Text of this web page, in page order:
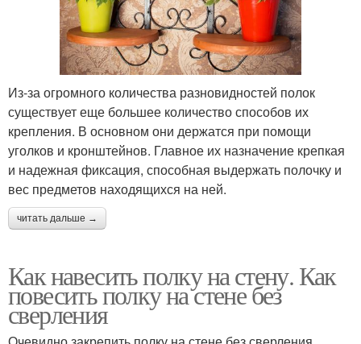
Из-за огромного количества разновидностей полок
существует еще большее количество способов их
крепления. В основном они держатся при помощи
уголков и кронштейнов. Главное их назначение крепкая
и надежная фиксация, способная выдержать полочку и
вес предметов находящихся на ней.
читать дальше →
Как навесить полку на стену. Как
повесить полку на стене без
сверления